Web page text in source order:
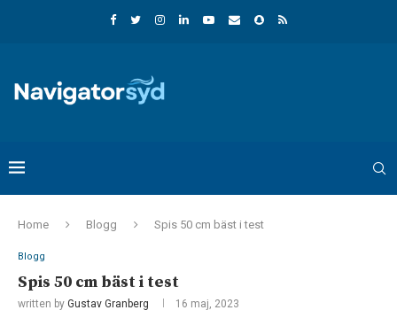
Home Blogg Spis 50 cm bäst i test
Blogg
Spis 50 cm bäst i test
written by Gustav Granberg 16 maj, 2023